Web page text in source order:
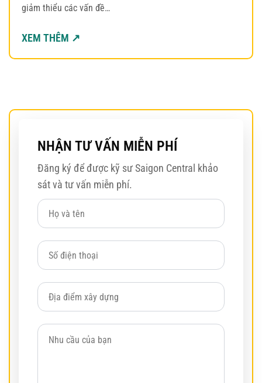
giảm thiểu các vấn đề…
XEM THÊM ↗
NHẬN TƯ VẤN MIỄN PHÍ
Đăng ký để được kỹ sư Saigon Central khảo
sát và tư vấn miễn phí.